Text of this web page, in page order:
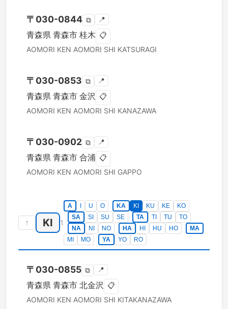
〒 030-0844 ⧉ 📍
青森県 青森市 桂木 📋
AOMORI KEN AOMORI SHI KATSURAGI
〒 030-0853 ⧉ 📍
青森県 青森市 金沢 📋
AOMORI KEN AOMORI SHI KANAZAWA
〒 030-0902 ⧉ 📍
青森県 青森市 合浦 📋
AOMORI KEN AOMORI SHI GAPPO
↑ KI 1
A U O KA KI KU KE
KO
SA
SI SU SE TA TI TU
TO
NA
NI NO HA HI HU HO
MA
MI
MO YA YO RO
〒 030-0855 ⧉ 📍
青森県 青森市 北金沢 📋
AOMORI KEN AOMORI SHI KITAKANAZAWA